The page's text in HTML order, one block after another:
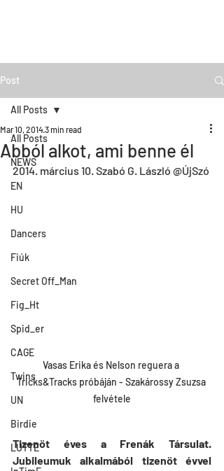
Post
All Posts
NEWS
EN
HU
Dancers
Fiúk
Secret Off_Man
Fig_Ht
Spid_er
CAGE
Twins
UN
Birdie
LUTTE
All Posts
Abból alkot, ami benne él
Mar 10, 20143 min read
2014. március 10. Szabó G. László @ÚjSzó
Vasas Erika és Nelson reguera a
Tricks&Tracks próbáján - Szakárossy Zsuzsa
felvétele
Tizenöt éves a Frenák Társulat.
Jubileumuk alkalmából tizenöt évvel